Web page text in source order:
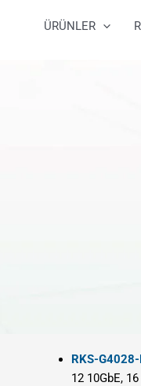
ÜRÜNLER
RKS-
12 10GbE,